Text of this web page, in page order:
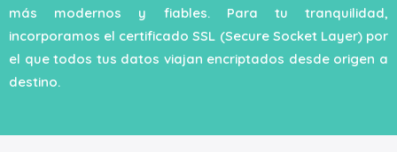
más modernos y fiables. Para tu tranquilidad,
incorporamos el certificado SSL (Secure Socket Layer) por
el que todos tus datos viajan encriptados desde origen a
destino.